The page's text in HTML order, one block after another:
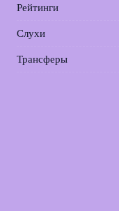
Рейтинги
Слухи
Трансферы